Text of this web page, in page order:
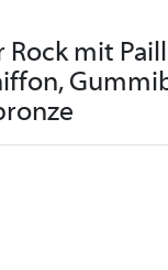
Rock mit